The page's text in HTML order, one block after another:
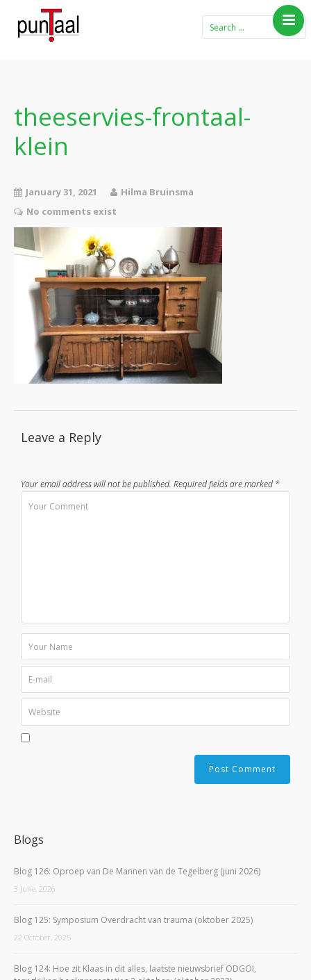
Boeken
Verhalen
Contact
theeservies-frontaal-
klein
January 31, 2021
Hilma Bruinsma
No comments exist
Leave a Reply
Your email address will not be published. Required fields are marked *
Blogs
Blog 126: Oproep van De Mannen van de Tegelberg (juni 2026)
3 June, 2026
Blog 125: Symposium Overdracht van trauma (oktober 2025)
22 October, 2025
Blog 124: Hoe zit Klaas in dit alles, laatste nieuwsbrief ODGOI,